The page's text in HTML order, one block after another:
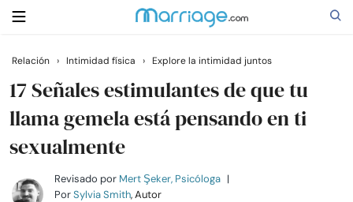
Buscar
Casarse
Relaciones
Relación › Intimidad física › Explore la intimidad juntos
17 Señales estimulantes de que tu
llama gemela está pensando en ti
sexualmente
Revisado por Mert Şeker, Psicóloga |
PorSylvia Smith, Autor